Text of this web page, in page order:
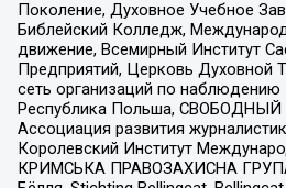
Поколение, Духовное Учебное
Библейский Колледж,
движение, Всемирный Институт
Предприятий, Церковь Духовной
сеть организаций по
Республика Польша,
Ассоциация развития
Королевский Институт
КРИМСЬКА ПРАВОЗАХИСНА